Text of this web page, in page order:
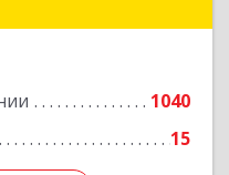
1040
15